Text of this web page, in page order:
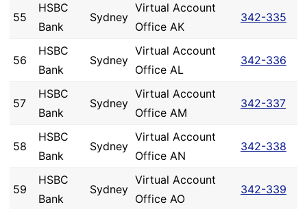
55
HSBC
Bank
Sydney
Virtual Account
Office AK
342-335
56
HSBC
Bank
Sydney
Virtual Account
Office AL
342-336
57
HSBC
Bank
Sydney
Virtual Account
Office AM
342-337
58
HSBC
Bank
Sydney
Virtual Account
Office AN
342-338
59
HSBC
Bank
Sydney
Virtual Account
Office AO
342-339